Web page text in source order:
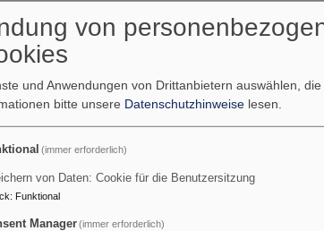
Intelligenz & Big
Intelligenz“ und „Big
gesammelt?
ihre Daten preis?
Daten anstellen?
gesellschaftliche
von
und Anwendungen von Drittanbietern auswählen,
bitte unsere Datenschutzhinweise lesen.
(immer erforderlich)
von Daten: Cookie für die Benutzersitzung
: Funktional
Manager(immer erforderlich)